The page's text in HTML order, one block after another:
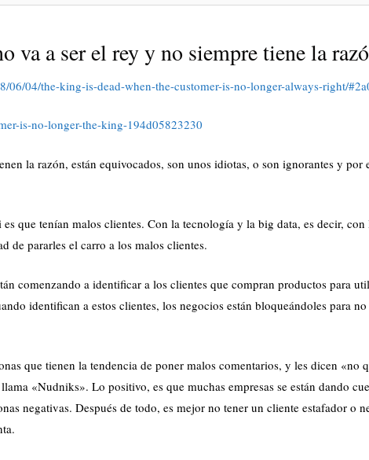
va a ser el rey y no siempre tiene la
06/04/the-king-is-dead-when-the-customer-is-no-longer-always-right/
is-no-longer-the-king-194d05823230
la razón, están equivocados, son unos idiotas, o son ignorantes y por
que tenían malos clientes. Con la tecnología y la big data, es decir, con
de pararles el carro a los malos clientes.
comenzando a identificar a los clientes que compran productos para
identifican a estos clientes, los negocios están bloqueándoles para
que tienen la tendencia de poner malos comentarios, y les dicen «no
«Nudniks». Lo positivo, es que muchas empresas se están dando
negativas. Después de todo, es mejor no tener un cliente estafador o